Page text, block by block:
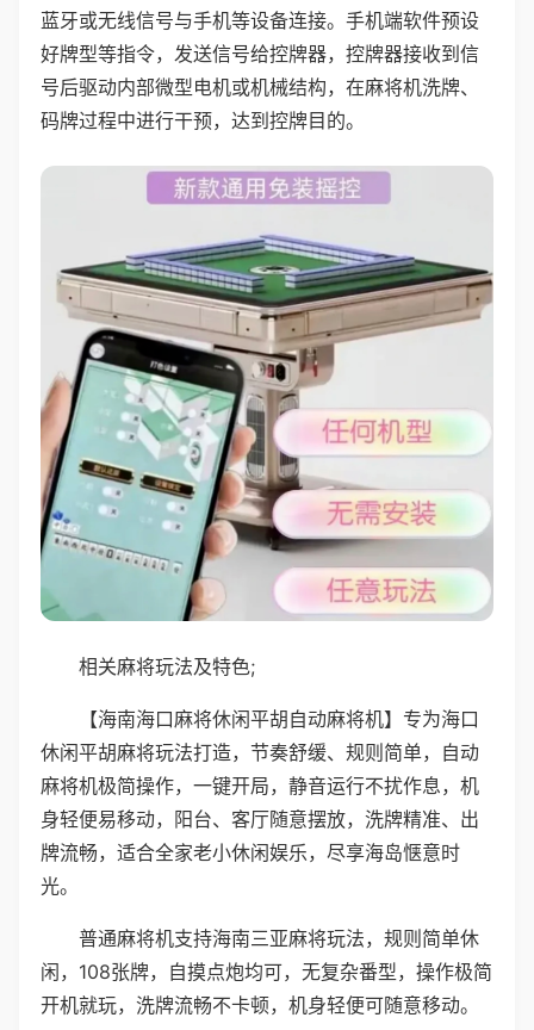
蓝牙或无线信号与手机等设备连接。手机端软件预设
好牌型等指令，发送信号给控牌器，控牌器接收到信
号后驱动内部微型电机或机械结构，在麻将机洗牌、
码牌过程中进行干预，达到控牌目的。
相关麻将玩法及特色;
【海南海口麻将休闲平胡自动麻将机】专为海口
休闲平胡麻将玩法打造，节奏舒缓、规则简单，自动
麻将机极简操作，一键开局，静音运行不扰作息，机
身轻便易移动，阳台、客厅随意摆放，洗牌精准、出
牌流畅，适合全家老小休闲娱乐，尽享海岛惬意时
光。
普通麻将机支持海南三亚麻将玩法，规则简单休
闲，108张牌，自摸点炮均可，无复杂番型，操作极简
开机就玩，洗牌流畅不卡顿，机身轻便可随意移动。